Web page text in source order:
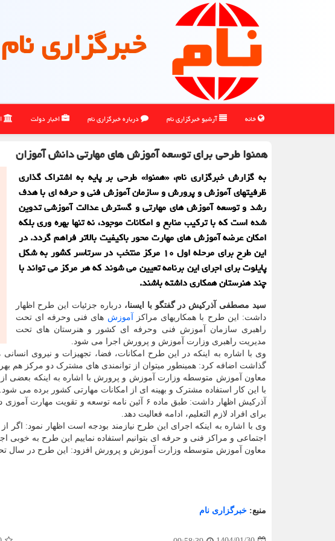
خبرگزاری نام
خانه آرشیو خبرگزاری نام درباره خبرگزاری نام اخبار دولت
همنوا طرحی برای توسعه آموزش های مهارتی دانش آموزان
به گزارش خبرگزاری نام، «همنوا» طرحی بر پایه به اشتراک گذاری
ظرفیتهای آموزش و پرورش و سازمان آموزش فنی و حرفه ای با هدف
رشد و توسعه آموزش های مهارتی و گسترش عدالت آموزشی تدوین
شده است که با ترکیب منابع و امکانات موجود، نه تنها بهره وری بلکه
امکان عرضه آموزش های مهارت محور باکیفیت بالاتر فراهم گردد. در
این طرح برای مرحله اول ۱۰ مرکز منتخب در سرتاسر کشور به شکل
پایلوت برای اجرای این برنامه تعیین می شوند که هر مرکز می تواند با
چند هنرستان همکاری داشته باشند.
سید مصطفی آذرکیش در گفتگو با ایسنا،درباره جزئیات این طرح اظهار
داشت: این طرح با همکاریهای مراکز
آموزش های فنی وحرفه ای تحت
راهبری سازمان آموزش فنی وحرفه ای کشور و هنرستان های تحت
مدیریت راهبری وزارت آموزش و پرورش اجرا می شود.
وی با اشاره به اینکه در این طرح امکانات، فضا، تجهیزات و نیروی
گذاشت اضافه کرد: همینطور میتوان از توانمندی های مشترک دو مرکز هم
معاون آموزش متوسطه وزارت آموزش و پرورش با اشاره به اینکه بعضی از
با این کار استفاده مشترک و بهینه ای از امکانات مهارتی کشور برده می شود.
آذرکیش اظهار داشت: طبق ماده ۶ آئین نامه توسعه
برای افراد لازم التعلیم، ادامه فعالیت دهد.
وی با اشاره به اینکه اجرای این طرح نیازمند بودجه است اظهار نمود:
اجتماعی و مراکز فنی و حرفه ای بتوانیم استفاده نماییم این طرح به خوبی
معاون آموزش متوسطه وزارت آموزش و پرورش افزود: این طرح در سال
منبع: خبرگزاری نام